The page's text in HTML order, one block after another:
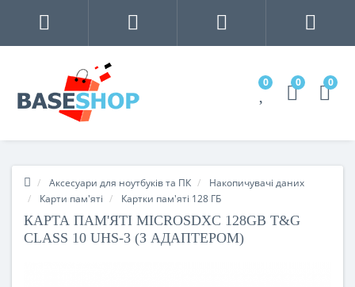
0 0 0
Аксесуари для ноутбуків та ПК
Накопичувачі даних
Карти пам'яті
Картки пам'яті 128 ГБ
КАРТА ПАМ'ЯТІ MICROSDXC 128GB T&G
CLASS 10 UHS-3 (З АДАПТЕРОМ)